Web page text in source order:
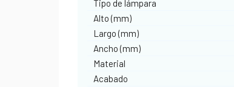
Tipo de lámpara
Alto (mm)
Largo (mm)
Ancho (mm)
Material
Acabado